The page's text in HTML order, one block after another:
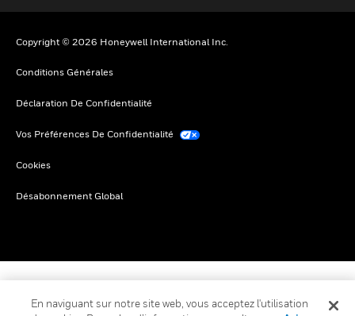
Copyright © 2026 Honeywell International Inc.
Conditions Générales
Déclaration De Confidentialité
Vos Préférences De Confidentialité
Cookies
Désabonnement Global
En naviguant sur notre site web, vous acceptez l'utilisation